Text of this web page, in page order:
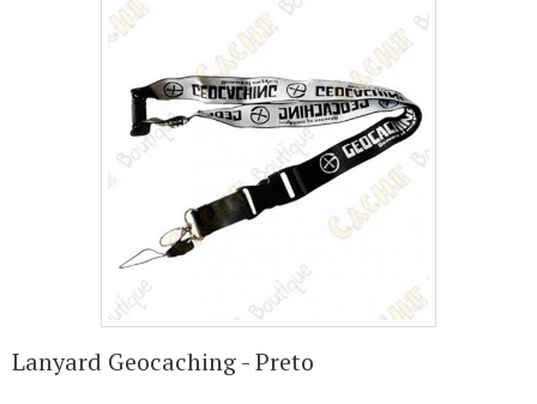
Lanyard Geocaching - Preto